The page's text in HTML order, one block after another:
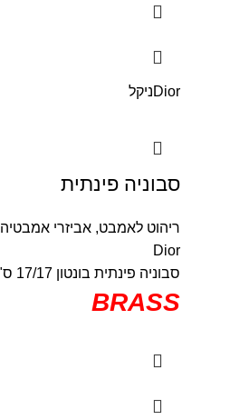
Diorניקל
סבוניה פינתית
ריהוט לאמבט, אביזרי אמבטיה
Dior
סבוניה פינתית בונטון 17/17 ס"מ ניקל
BRASS